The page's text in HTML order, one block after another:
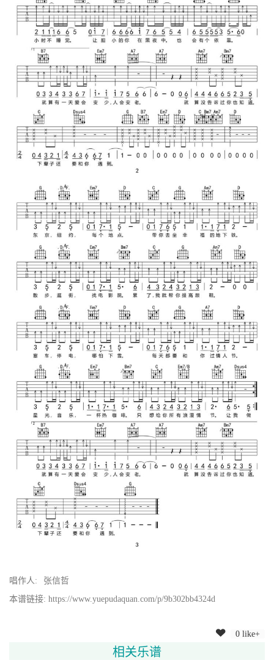
唱作人:
张信哲
本谱链接: https://www.yuepudaquan.com/p/9b302bb4324d
0 like+
相关乐谱